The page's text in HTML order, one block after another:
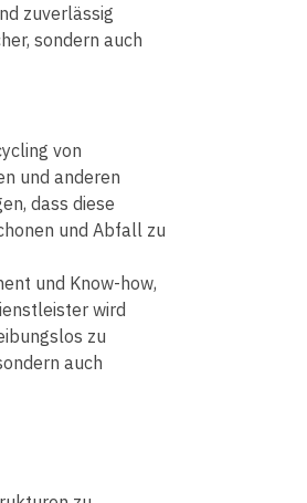
zuverlässig
sondern auch
von
und anderen
dass diese
und Abfall zu
und Know-how,
wird
zu
auch